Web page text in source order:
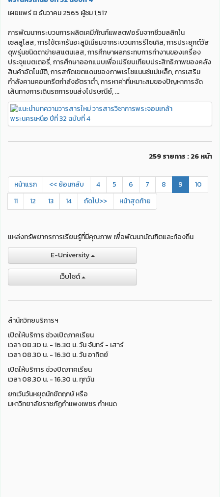
เผยแพร่ 8 ธันวาคม 2565 ผู้ชม 1,517
การพัฒนากระบวนการผลิตเคมีภัณฑ์แพลตฟอร์มจากชีวมลลิกใน
เซลลูโลส, การใช้ตะกรันอะลูมิเนียมจากระบวนการรีไซเคิล, การประยุกต์วัส
ดุพรุ่นชนิดตาข่ายสแตนเลส, การศึกษาผลกระทบการทำงานของเครื่อง
ประจุแบตเตอรี่, การศึกษาออกแบบเพื่อเปรียบเทียบประสิทธิภาพของคลัง
สินค้าอัตโนมัติ, การสกัดเขตแดนของภาพเรโซแนนซ์แม่เหล็ก, การเสริม
กำลังคานคอนกรีตกำลังอัตราต่ำ, การหาค่าที่เหมาะสมของปัญหาการจัด
เส้นทางการเดินรถการขนส่งไปรษณีย์, ...
259 รายการ : 26 หน้า
หน้าแรก << ย้อนกลับ 4 5 6 7 8 9
10
11
12 13 14 ถัดไป>> หน้าสุดท้าย
แหล่งทรัพยากรการเรียนรู้ที่มีคุณภาพ เพื่อพัฒนาบัณฑิตและท้องถิ่น
E-University
เว็บไชต์
สำนักวิทยบริการฯ
เปิดให้บริการ ช่วงเปิดภาคเรียน
เวลา 08.30 น. - 16.30 น. วัน จันทร์ - เสาร์
เวลา 08.30 น. - 16.30 น. วัน อาทิตย์
เปิดให้บริการ ช่วงปิดภาคเรียน
เวลา 08.30 น. - 16.30 น. ทุกวัน
ยกเว้นวันหยุดนักขัตฤกษ์ หรือ
มหาวิทยาลัยราชภัฏกำแพงเพชร กำหนด